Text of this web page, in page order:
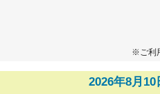
※ご利
2026年8月